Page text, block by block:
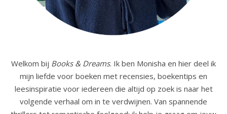
Welkom bij Books & Dreams. Ik ben Monisha en hier deel ik
mijn liefde voor boeken met recensies, boekentips en
leesinspiratie voor iedereen die altijd op zoek is naar het
volgende verhaal om in te verdwijnen. Van spannende